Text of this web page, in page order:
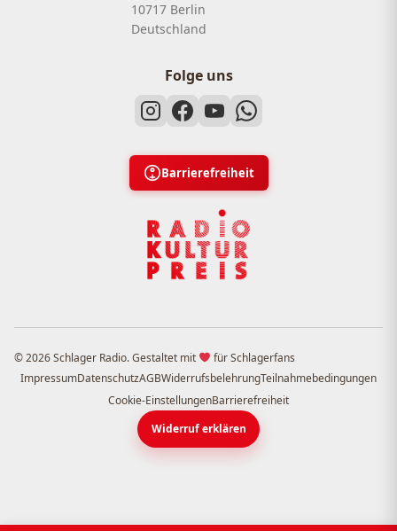
10717 Berlin
Deutschland
Folge uns
Barrierefreiheit
© 2026 Schlager Radio. Gestaltet mit
für Schlagerfans
ImpressumDatenschutzAGBWiderrufsbelehrungTeilnahmebedingungen
Cookie-EinstellungenBarrierefreiheit
Widerruf erklären